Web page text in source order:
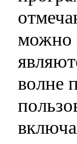
можно
волне